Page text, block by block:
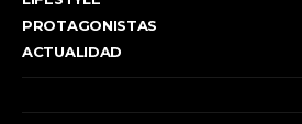
PROTAGONISTAS
ACTUALIDAD